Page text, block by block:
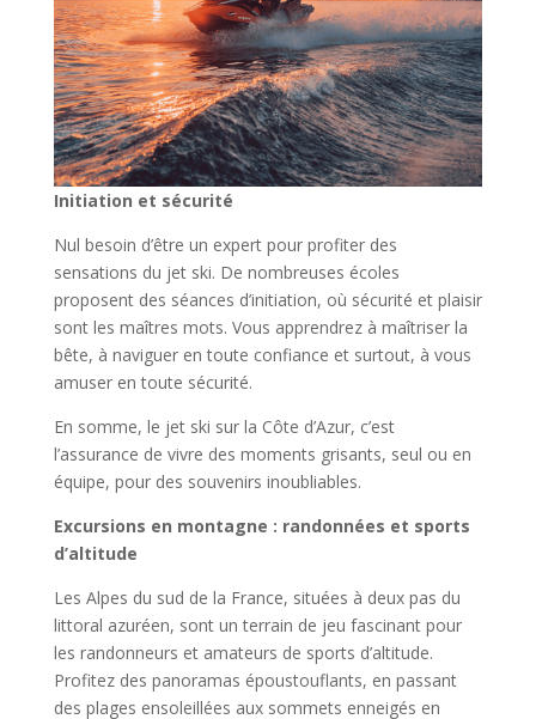
Initiation et sécurité
Nul besoin d’être un expert pour profiter des
sensations du jet ski. De nombreuses écoles
proposent des séances d’initiation, où sécurité et plaisir
sont les maîtres mots. Vous apprendrez à maîtriser la
bête, à naviguer en toute confiance et surtout, à vous
amuser en toute sécurité.
En somme, le jet ski sur la Côte d’Azur, c’est
l’assurance de vivre des moments grisants, seul ou en
équipe, pour des souvenirs inoubliables.
Excursions en montagne : randonnées et sports
d’altitude
Les Alpes du sud de la France, situées à deux pas du
littoral azuréen, sont un terrain de jeu fascinant pour
les randonneurs et amateurs de sports d’altitude.
Profitez des panoramas époustouflants, en passant
des plages ensoleillées aux sommets enneigés en